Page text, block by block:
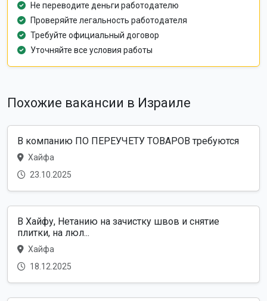
Не переводите деньги работодателю
Проверяйте легальность работодателя
Требуйте официальный договор
Уточняйте все условия работы
Похожие вакансии в Израиле
В компанию ПО ПЕРЕУЧЕТУ ТОВАРОВ требуются
Хайфа
23.10.2025
В Хайфу, Нетанию на зачистку швов и снятие
плитки, на люл...
Хайфа
18.12.2025